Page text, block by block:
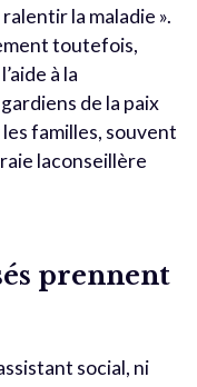
la maladie ».
toutefois,
à la
de la paix
familles, souvent
laconseillère
prennent
social, ni